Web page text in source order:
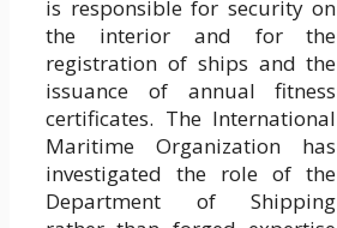
is responsible for security on
the interior and for the
registration of ships and the
issuance of annual fitness
certificates. The International
Maritime Organization has
investigated the role of the
Department of Shipping